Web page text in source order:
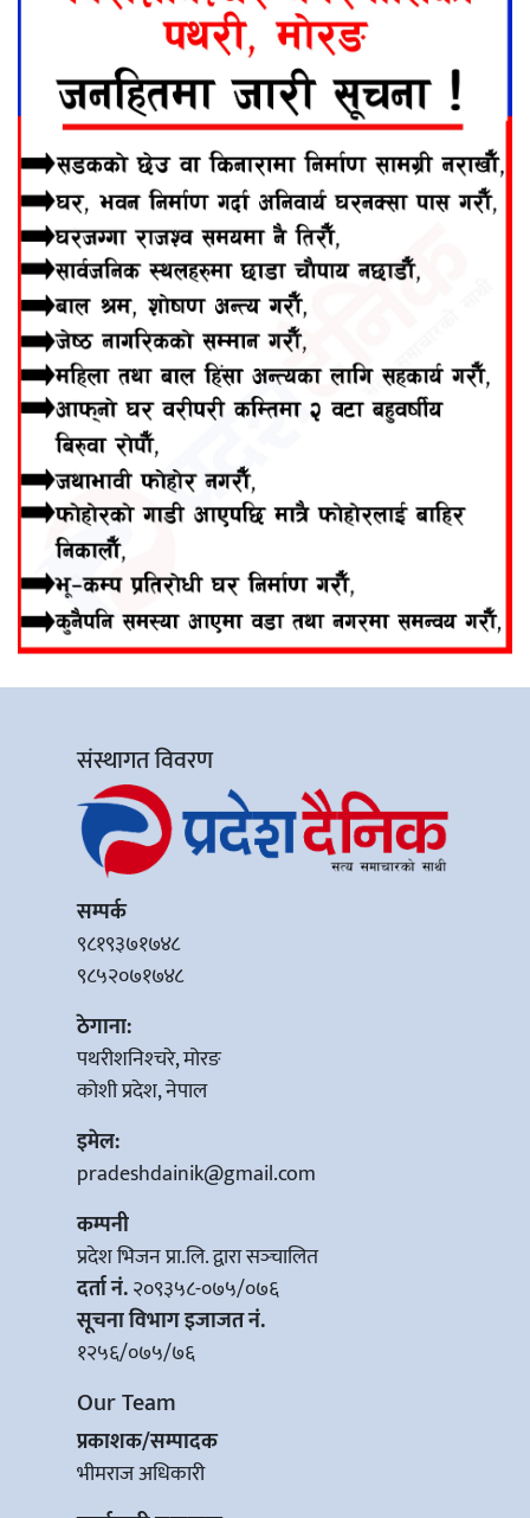
संस्थागत विवरण
सम्पर्क
९८१९३७१७४८
९८५२०७१७४८
ठेगाना:
पथरीशनिश्‍चरे, मोरङ
कोशी प्रदेश, नेपाल
इमेल:
pradeshdainik@gmail.com
कम्पनी
प्रदेश भिजन प्रा.लि. द्वारा सञ्‍चालित
दर्ता नं.२०९३५८-०७५/०७६
सूचना विभाग इजाजत नं.
१२५६/०७५/७६
Our Team
प्रकाशक/सम्पादक
भीमराज अधिकारी